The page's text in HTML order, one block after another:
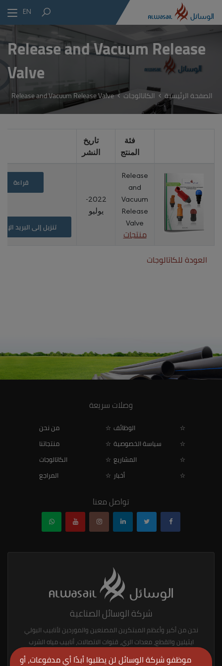
EN
Release and Vacuum Release
Valve
الصفحة الرئيسية الكاتالوجات Release and Vacuum Release Valve
فئة
المنتج
تاريخ
النشر
Release
and
Vacuum
Release
Valve
منتجات
2022-
يوليو
قراءة
تنزيل إلى البريد
العودة للكاتالوجات
وصلات سريعة
من نحن
الوظائف
منتجاتنا
سياسة الخصوصية
الكاتالوجات
المشاريع
المراجع
أخبار
تواصل معنا
شركة الوسائل الصناعية
نحن من أكبر وأعظم المبتكرين المصنعين والموردين لأنابيب البولي
ايثيلين والقطع، معدات الري، قنوات الاتصالات، أنابيب مياه الشرب
ولوازمها، أنابيب الغاز والزيت ولوازمها، منتجات المطاط.
موظفو شركة الوسائل لن يطلبوا أبدًا أي مدفوعات، أو